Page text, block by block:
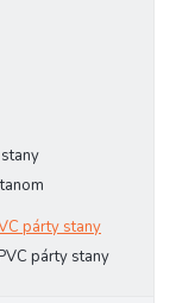
párty stany
párty stany